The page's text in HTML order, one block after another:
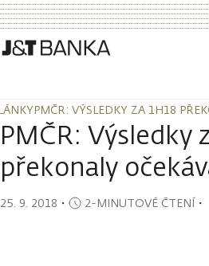
PMČR: VÝSLEDKY ZA 1H18
PMČR: VÝSLEDKY ZA 1H18
PMČR: Výsledky
překonaly
25. 9. 2018 ・ 2-MINUTOVÉ ČTENÍ・